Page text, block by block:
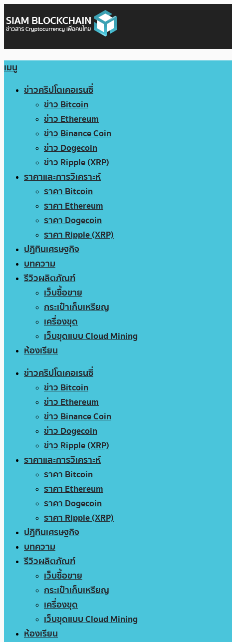
เมนู
ข่าวคริปโตเคอเรนซี่
ข่าว Bitcoin
ข่าว Ethereum
ข่าว Binance Coin
ข่าว Dogecoin
ข่าว Ripple (XRP)
ราคาและการวิเคราะห์
ราคา Bitcoin
ราคา Ethereum
ราคา Dogecoin
ราคา Ripple (XRP)
ปฏิทินเศรษฐกิจ
บทความ
รีวิวผลิตภัณฑ์
เว็บซื้อขาย
กระเป๋าเก็บเหรียญ
เครื่องขุด
เว็บขุดแบบ Cloud Mining
ห้องเรียน
ข่าวคริปโตเคอเรนซี่
ข่าว Bitcoin
ข่าว Ethereum
ข่าว Binance Coin
ข่าว Dogecoin
ข่าว Ripple (XRP)
ราคาและการวิเคราะห์
ราคา Bitcoin
ราคา Ethereum
ราคา Dogecoin
ราคา Ripple (XRP)
ปฏิทินเศรษฐกิจ
บทความ
รีวิวผลิตภัณฑ์
เว็บซื้อขาย
กระเป๋าเก็บเหรียญ
เครื่องขุด
เว็บขุดแบบ Cloud Mining
ห้องเรียน